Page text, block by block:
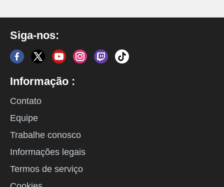
Siga-nos:
Informação :
Contato
Equipe
Trabalhe conosco
Informações legais
Termos de serviço